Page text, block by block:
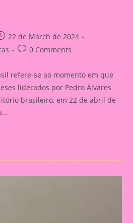
22 de March de 2024
Post0 Comments
refere-se ao momento em que
liderados por Pedro Álvares
brasileiro, em 22 de abril de